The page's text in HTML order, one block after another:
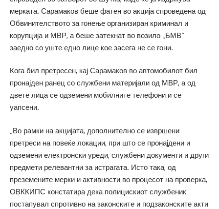
мерката. Сарамаков беше фатен во акција спроведена од
Обвинителството за гонење организиран криминал и
корупција и МВР, а беше затекнат во возило „БМВ“
заедно со уште едно лице кое засега не се гони.
Кога бил претресен, кај Сарамаков во автомобилот бил
пронајден ранец со службени материјали од МВР, а од
двете лица се одземени мобилните телефони и се
уапсени.
„Во рамки на акцијата, дополнително се извршени
претреси на повеќе локации, при што се пронајдени и
одземени електронски уреди, службени документи и други
предмети релевантни за истрагата. Исто така, од
преземените мерки и активности во процесот на проверка,
ОВККИПС констатира дека полицискиот службеник
постапувал спротивно на законските и подзаконските акти